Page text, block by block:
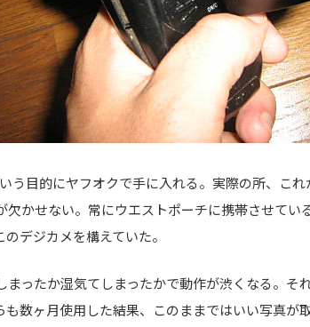
う目的にヤフオクで手に入れる。実際の所、こ
欠かせない。常にウエストポーチに携帯させ
デジカメを構えていた。
ったか湿気てしまったかで動作が渋くなる。そ
数ヶ月使用した結果、このままではいい写真が